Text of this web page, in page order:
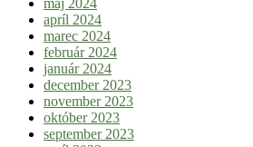
máj 2024
apríl 2024
marec 2024
február 2024
január 2024
december 2023
november 2023
október 2023
september 2023